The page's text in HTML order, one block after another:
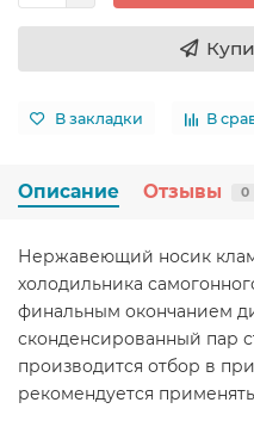
В закладки В
Описание Отзывы 0
Нержавеющий носик
холодильника
финальным окончанием
сконденсированный пар
производится отбор в
рекомендуется применять